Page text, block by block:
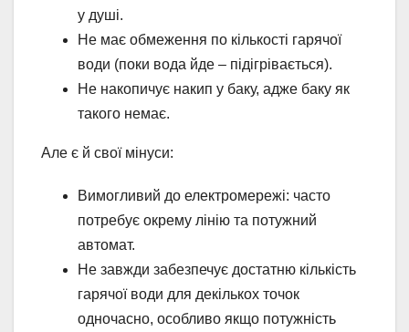
у душі.
Не має обмеження по кількості гарячої
води (поки вода йде – підігрівається).
Не накопичує накип у баку, адже баку як
такого немає.
Але є й свої мінуси:
Вимогливий до електромережі: часто
потребує окрему лінію та потужний
автомат.
Не завжди забезпечує достатню кількість
гарячої води для декількох точок
одночасно, особливо якщо потужність